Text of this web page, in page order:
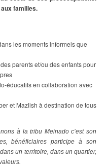
familles.
les moments informels que
parents et/ou des enfants pour
éducatifs en collaboration avec
et Mazlish à destination de tous
à la tribu Meinado c’est son
bénéficiaires participe à son
un territoire, dans un quartier,